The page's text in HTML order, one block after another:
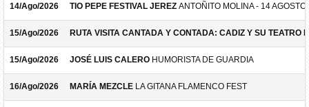
14/Ago/2026 TIO PEPE FESTIVAL JEREZ ANTOÑITO MOLINA - 14 AGOSTO
15/Ago/2026 RUTA VISITA CANTADA Y CONTADA: CADIZ Y SU TEATRO
15/Ago/2026 JOSÉ LUIS CALERO HUMORISTA DE GUARDIA
16/Ago/2026 MARÍA MEZCLE LA GITANA FLAMENCO FEST